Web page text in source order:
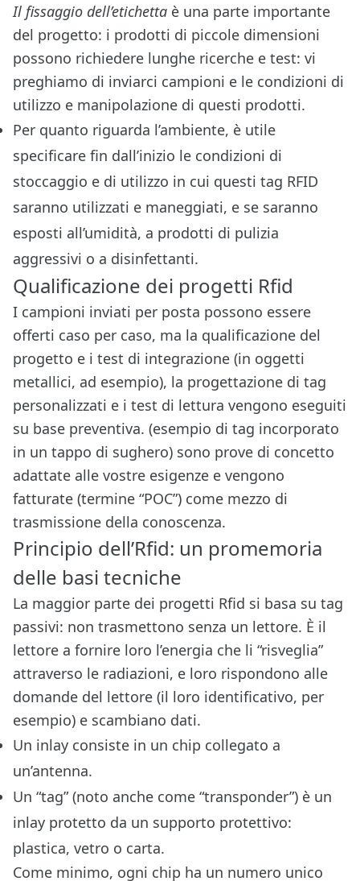
Il fissaggio dell’etichetta è una parte importante
del progetto: i prodotti di piccole dimensioni
possono richiedere lunghe ricerche e test: vi
preghiamo di inviarci campioni e le condizioni di
utilizzo e manipolazione di questi prodotti.
Per quanto riguarda l’ambiente, è utile
specificare fin dall’inizio le condizioni di
stoccaggio e di utilizzo in cui questi tag RFID
saranno utilizzati e maneggiati, e se saranno
esposti all’umidità, a prodotti di pulizia
aggressivi o a disinfettanti.
Qualificazione dei progetti Rfid
I campioni inviati per posta possono essere
offerti caso per caso, ma la qualificazione del
progetto e i test di integrazione (in oggetti
metallici, ad esempio), la progettazione di tag
personalizzati e i test di lettura vengono eseguiti
su base preventiva. (esempio di tag incorporato
in un tappo di sughero) sono prove di concetto
adattate alle vostre esigenze e vengono
fatturate (termine “POC”) come mezzo di
trasmissione della conoscenza.
Principio dell’Rfid: un promemoria
delle basi tecniche
La maggior parte dei progetti Rfid si basa su tag
passivi: non trasmettono senza un lettore. È il
lettore a fornire loro l’energia che li “risveglia”
attraverso le radiazioni, e loro rispondono alle
domande del lettore (il loro identificativo, per
esempio) e scambiano dati.
Un inlay consiste in un chip collegato a
un’antenna.
Un “tag” (noto anche come “transponder”) è un
inlay protetto da un supporto protettivo:
plastica, vetro o carta.
Come minimo, ogni chip ha un numero unico